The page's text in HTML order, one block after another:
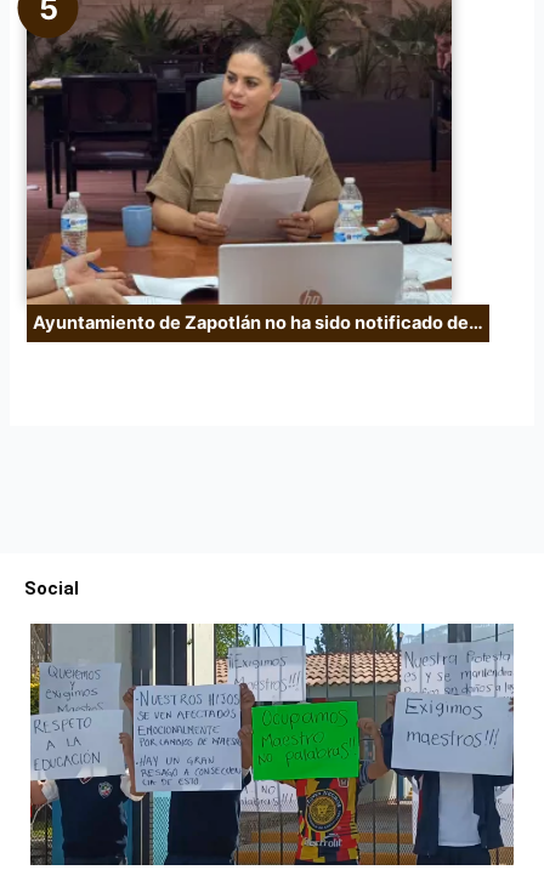
Ayuntamiento de Zapotlán no ha sido notificado de…
Social